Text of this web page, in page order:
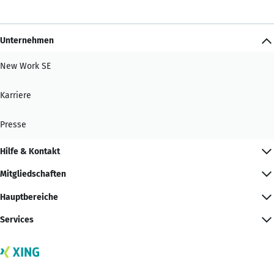
Unternehmen
New Work SE
Karriere
Presse
Hilfe & Kontakt
Mitgliedschaften
Hauptbereiche
Services